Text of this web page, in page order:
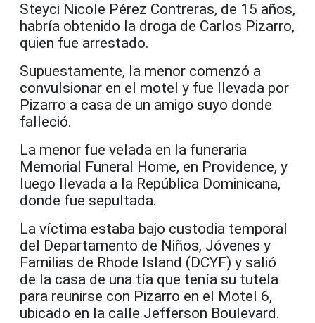
Steyci Nicole Pérez Contreras, de 15 años,
habría obtenido la droga de Carlos Pizarro,
quien fue arrestado.
Supuestamente, la menor comenzó a
convulsionar en el motel y fue llevada por
Pizarro a casa de un amigo suyo donde
falleció.
La menor fue velada en la funeraria
Memorial Funeral Home, en Providence, y
luego llevada a la República Dominicana,
donde fue sepultada.
La víctima estaba bajo custodia temporal
del Departamento de Niños, Jóvenes y
Familias de Rhode Island (DCYF) y salió
de la casa de una tía que tenía su tutela
para reunirse con Pizarro en el Motel 6,
ubicado en la calle Jefferson Boulevard.